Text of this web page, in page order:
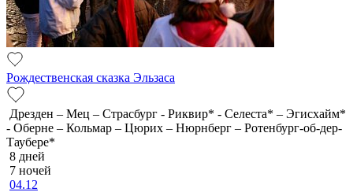
Рождественская сказка Эльзаса
Дрезден – Мец – Страсбург - Риквир* - Селеста* – Эгисхайм*
- Оберне – Кольмар – Цюрих – Нюрнберг – Ротенбург-об-дер-
Таубере*
8 дней
7 ночей
04.12